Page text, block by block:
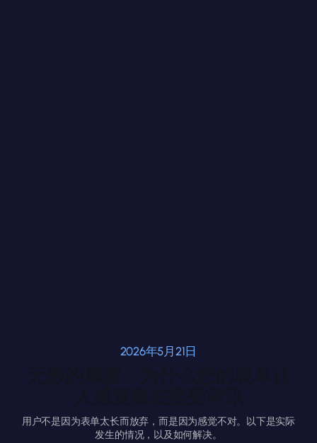
2026年5月21日
用户不是因为表单太长而放弃，而是因为感觉不对。以下是实际
发生的情况，以及如何解决。